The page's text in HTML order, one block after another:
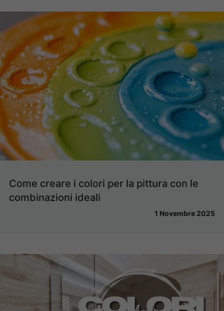
Come creare i colori per la pittura con le
combinazioni ideali
1 Novembre 2025